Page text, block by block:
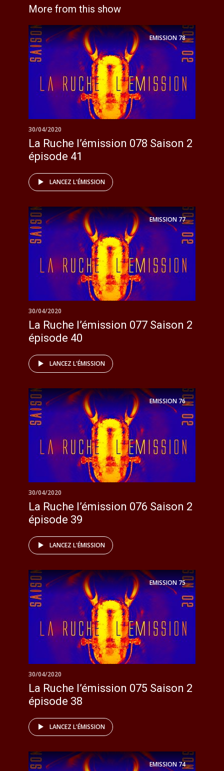
More from this show
EMISSION78
30/04/2020
La Ruche l’émission 078 Saison 2
épisode 41
LANCEZ L'ÉMISSION
EMISSION77
30/04/2020
La Ruche l’émission 077 Saison 2
épisode 40
LANCEZ L'ÉMISSION
EMISSION76
30/04/2020
La Ruche l’émission 076 Saison 2
épisode 39
LANCEZ L'ÉMISSION
EMISSION75
30/04/2020
La Ruche l’émission 075 Saison 2
épisode 38
LANCEZ L'ÉMISSION
EMISSION74